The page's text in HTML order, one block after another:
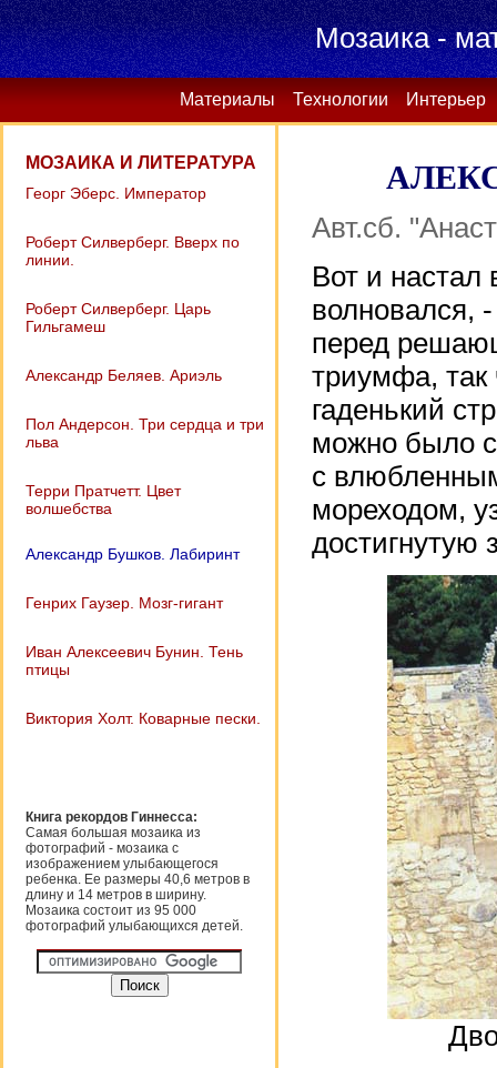
Мозаика -
Материалы Технологии Интерьер
МОЗАИКА И ЛИТЕРАТУРА
Георг Эберс. Император
Роберт Силверберг. Вверх по
линии.
Роберт Силверберг. Царь
Гильгамеш
Александр Беляев. Ариэль
Пол Андерсон. Три сердца и три
льва
Терри Пратчетт. Цвет
волшебства
Александр Бушков. Лабиринт
Генрих Гаузер. Мозг-гигант
Иван Алексеевич Бунин. Тень
птицы
Виктория Холт. Коварные пески.
Книга рекордов Гиннесса:
Самая большая мозаика из
фотографий - мозаика с
изображением улыбающегося
ребенка. Ее размеры 40,6 метров в
длину и 14 метров в ширину.
Мозаика состоит из 95 000
фотографий улыбающихся детей.
Авт.сб.
Вот и настал
волновался,
перед
триумфа, так
гаденький
можно было
с
мореходом,
достигнутую